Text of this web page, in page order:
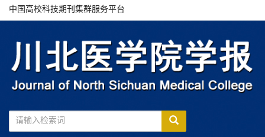
中国高校科技期刊集群服务平台